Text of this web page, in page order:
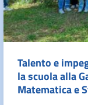
Talento e
la scuola alla
Matematica e